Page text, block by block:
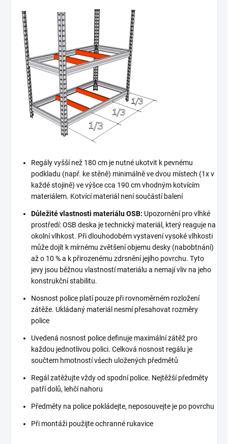
Regály vyšší než 180 cm je nutné ukotvit k pevnému
podkladu (např. ke stěně) minimálně ve dvou místech (1x v
každé stojině) ve výšce cca 190 cm vhodným kotvícím
materiálem. Kotvící materiál není součástí balení
Důležité vlastnosti materiálu OSB: Upozornění pro vlhké
prostředí: OSB deska je technický materiál, který reaguje na
okolní vlhkost. Při dlouhodobém vystavení vysoké vlhkosti
může dojít k mírnému zvětšení objemu desky (nabobtnání)
až o 10 % a k přirozenému zdrsnění jejího povrchu. Tyto
jevy jsou běžnou vlastností materiálu a nemají vliv na jeho
konstrukční stabilitu.
Nosnost police platí pouze při rovnoměrném rozložení
zátěže. Ukládaný materiál nesmí přesahovat rozměry
police
Uvedená nosnost police definuje maximální zátěž pro
každou jednotlivou polici. Celková nosnost regálu je
součtem hmotností všech uložených předmětů
Regál zatěžujte vždy od spodní police. Nejtěžší předměty
patří dolů, lehčí nahoru
Předměty na police pokládejte, neposouvejte je po povrchu
Při montáži použijte ochranné rukavice